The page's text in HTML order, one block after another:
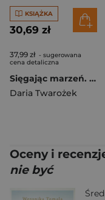
KSIĄŻKA
30,69 zł
37,99 zł - sugerowana
cena detaliczna
Sięgając marzeń. Tom 2
Daria Twarożek
Oceny i
nie być